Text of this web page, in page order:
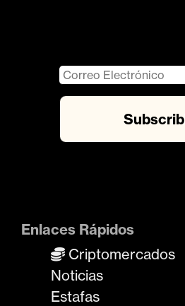
Enlaces Rápidos
Criptomercados
Noticias
Estafas